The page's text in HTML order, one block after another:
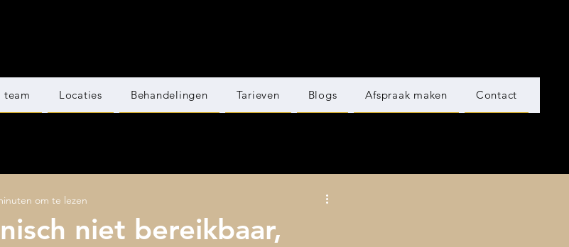
team Locaties Behandelingen Tarieven Blogs Afspraak maken Contact
niet bereikbaar,
om te lezen